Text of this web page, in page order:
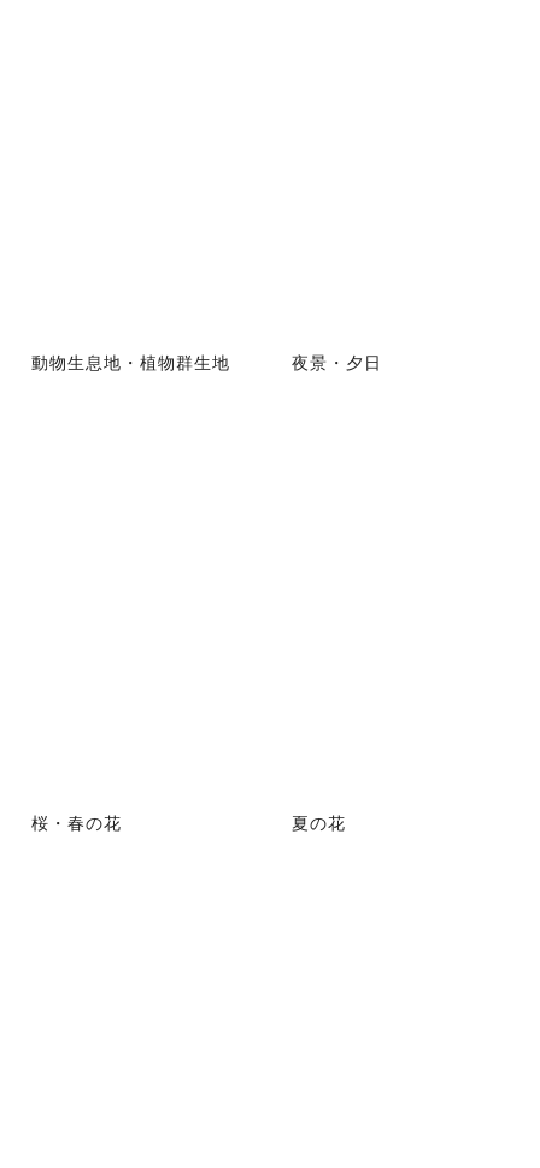
動物生息地・植物群生地 夜景・夕日
桜・春の花 夏の花